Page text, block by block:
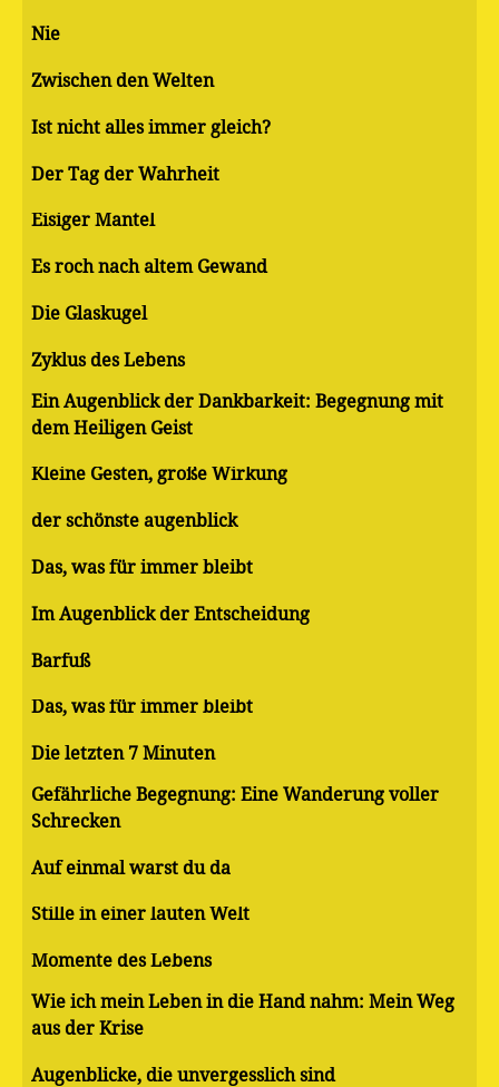
Nie
Zwischen den Welten
Ist nicht alles immer gleich?
Der Tag der Wahrheit
Eisiger Mantel
Es roch nach altem Gewand
Die Glaskugel
Zyklus des Lebens
Ein Augenblick der Dankbarkeit: Begegnung mit
dem Heiligen Geist
Kleine Gesten, große Wirkung
der schönste augenblick
Das, was für immer bleibt
Im Augenblick der Entscheidung
Barfuß
Das, was für immer bleibt
Die letzten 7 Minuten
Gefährliche Begegnung: Eine Wanderung voller
Schrecken
Auf einmal warst du da
Stille in einer lauten Welt
Momente des Lebens
Wie ich mein Leben in die Hand nahm: Mein Weg
aus der Krise
Augenblicke, die unvergesslich sind